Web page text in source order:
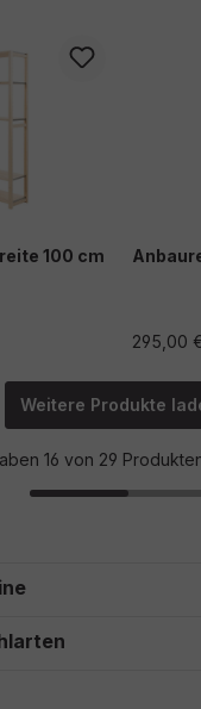
100 cm
295,00
Weitere Produkte
16 von 29